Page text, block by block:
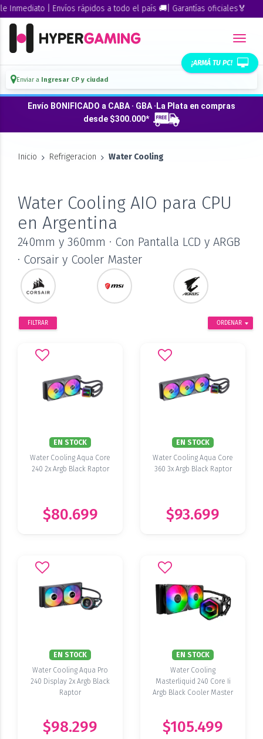
| Envíos rápidos a todo el país 🚚| Garantías oficiales🏅
¡ARMÁ TU PC!
Enviar a Ingresar CP y ciudad
Envío BONIFICADO a CABA · GBA ·La Plata en compras
desde $300.000*
Inicio Refrigeracion Water Cooling
Water Cooling AIO para CPU
en Argentina
240mm y 360mm · Con Pantalla LCD y ARGB
· Corsair y Cooler Master
ORDENAR
FILTRAR
EN STOCK
Water Cooling Aqua Core
240 2x Argb Black Raptor
$80.699
EN STOCK
Water Cooling Aqua Core
360 3x Argb Black Raptor
$93.699
EN STOCK
Water Cooling Aqua Pro
240 Display 2x Argb Black
Raptor
$98.299
EN STOCK
Water Cooling
Masterliquid 240 Core Ii
Argb Black Cooler Master
$105.499